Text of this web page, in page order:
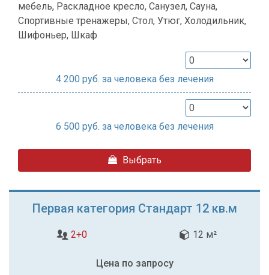
мебель, Раскладное кресло, Санузел, Сауна,
Спортивные тренажеры, Стол, Утюг, Холодильник,
Шифоньер, Шкаф
4 200 руб. за человека без лечения
6 500 руб. за человека без лечения
Выбрать
Первая категория Стандарт 12 кв.м
2+0 12 м²
Цена по запросу